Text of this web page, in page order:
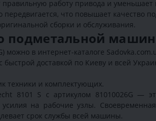
работу привода и уменьшает
что повышает качество
сборки и обслуживания.
подметальной
можно в интернет-каталоге
доставкой по Киеву и всей
техники и комплектующих.
8101 S с артикулом 81010026G —
на рабочие узлы.
срок службы всей машины.